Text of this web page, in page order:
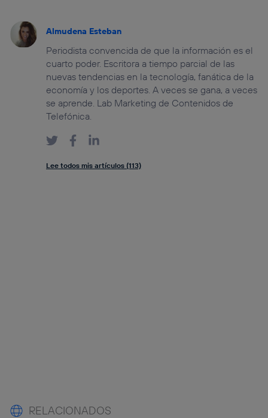
Almudena Esteban
Periodista convencida de que la información es el
cuarto poder. Escritora a tiempo parcial de las
nuevas tendencias en la tecnología, fanática de la
economía y los deportes. A veces se gana, a veces
se aprende. Lab Marketing de Contenidos de
Telefónica.
Lee todos mis artículos (113)
RELACIONADOS